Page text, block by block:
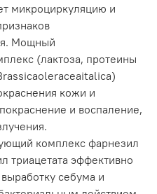
микроциркуляцию и
Мощный
(лактоза, протеины
кожи и
и воспаление,
комплекс фарнезил
триацетата эффективно
себума и